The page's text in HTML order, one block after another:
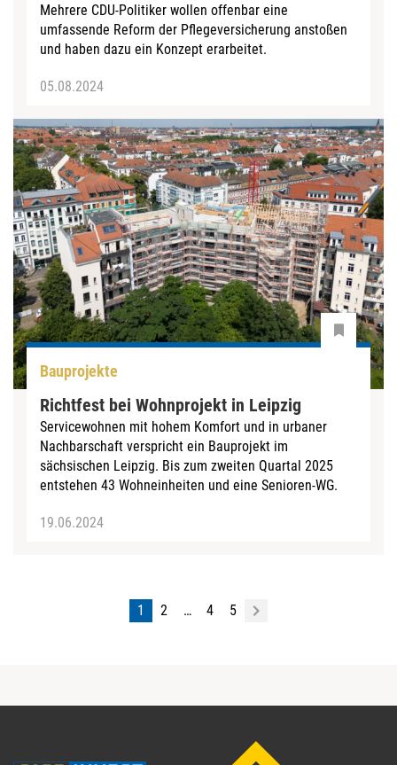
Mehrere CDU-Politiker wollen offenbar eine
umfassende Reform der Pflegeversicherung anstoßen
und haben dazu ein Konzept erarbeitet.
05.08.2024
Bauprojekte
Richtfest bei Wohnprojekt in Leipzig
Servicewohnen mit hohem Komfort und in urbaner
Nachbarschaft verspricht ein Bauprojekt im
sächsischen Leipzig. Bis zum zweiten Quartal 2025
entstehen 43 Wohneinheiten und eine Senioren-WG.
19.06.2024
1 2 … 4 5